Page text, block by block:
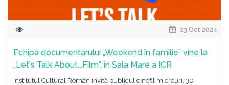
23 Oct 2024
Echipa documentarului „Weekend în familie” vine la
„Let's Talk About...Film”, în Sala Mare a ICR
Institutul Cultural Român invită publicul cinefil miercuri, 30